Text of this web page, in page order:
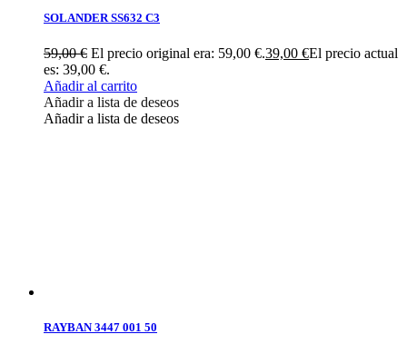
SOLANDER SS632 C3
59,00€ El precio original era: 59,00 €.39,00 €El precio actual
es: 39,00 €.
Añadir al carrito
Añadir a lista de deseos
Añadir a lista de deseos
RAYBAN 3447 001 50